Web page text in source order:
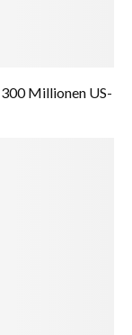
Millionen US-